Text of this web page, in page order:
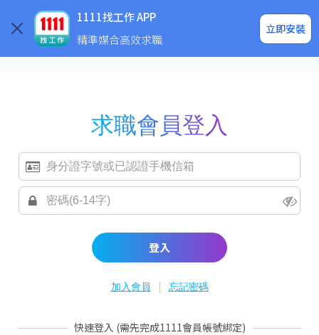
1111找工作 APP
精準媒合高效求職
立即安裝
企業求才
求職會員登入
登入
加入會員 | 忘記密碼
快速登入 (需先完成1111會員帳號綁定)